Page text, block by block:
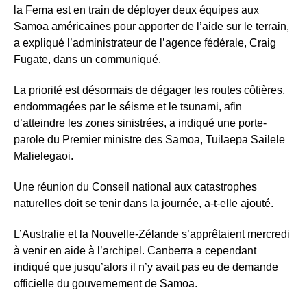
la Fema est en train de déployer deux équipes aux
Samoa américaines pour apporter de l’aide sur le terrain,
a expliqué l’administrateur de l’agence fédérale, Craig
Fugate, dans un communiqué.
La priorité est désormais de dégager les routes côtières,
endommagées par le séisme et le tsunami, afin
d’atteindre les zones sinistrées, a indiqué une porte-
parole du Premier ministre des Samoa, Tuilaepa Sailele
Malielegaoi.
Une réunion du Conseil national aux catastrophes
naturelles doit se tenir dans la journée, a-t-elle ajouté.
L’Australie et la Nouvelle-Zélande s’apprêtaient mercredi
à venir en aide à l’archipel. Canberra a cependant
indiqué que jusqu’alors il n’y avait pas eu de demande
officielle du gouvernement de Samoa.